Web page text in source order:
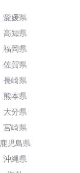
愛媛県
高知県
福岡県
佐賀県
長崎県
熊本県
大分県
宮崎県
鹿児島県
沖縄県